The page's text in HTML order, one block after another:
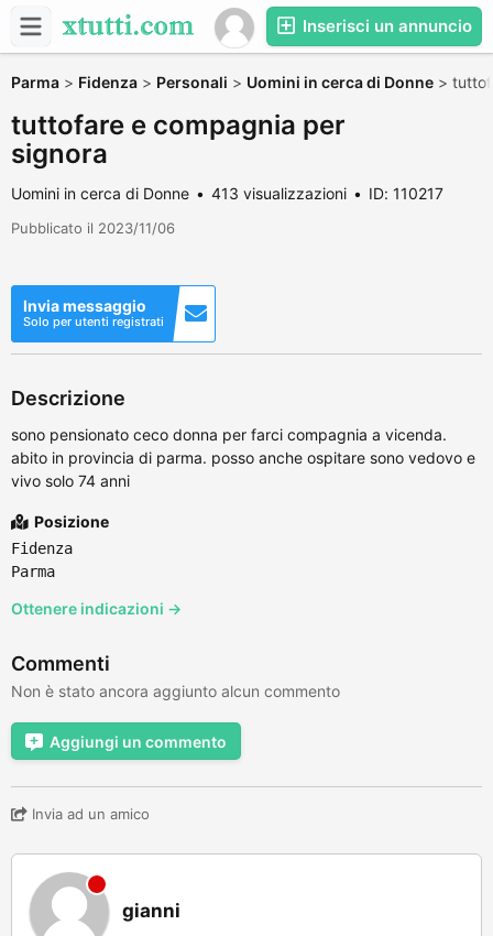
Inserisci un annuncio
Parma > Fidenza > Personali > Uomini in cerca di Donne >
tuttofare e compagnia per
signora
Uomini in cerca di Donne 413 visualizzazioni ID: 110217
Pubblicato il 2023/11/06
Invia messaggio
Solo per utenti registrati
Descrizione
sono pensionato ceco donna per farci compagnia a vicenda.
abito in provincia di parma. posso anche ospitare sono vedovo e
vivo solo 74 anni
Posizione
Fidenza
Parma
Ottenere indicazioni →
Commenti
Non è stato ancora aggiunto alcun commento
Aggiungi un commento
Invia ad un amico
gianni